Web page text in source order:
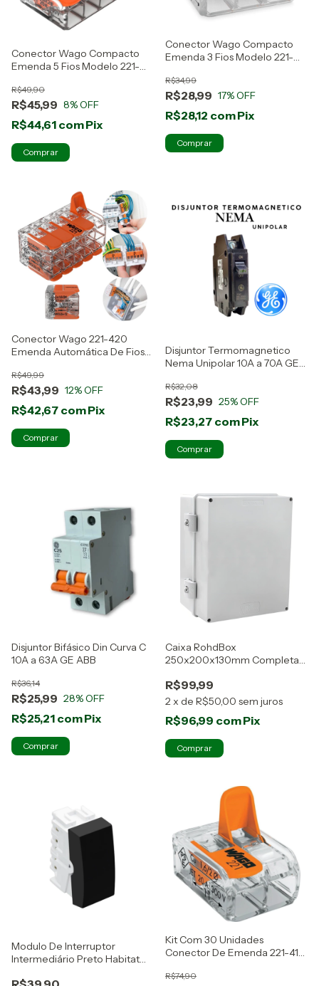
Conector Wago Compacto
Emenda 5 Fios Modelo 221-
R$45,99
R$49,90
8% OFF
R$44,61 comPix
Conector Wago Compacto
Emenda 3 Fios Modelo 221-
R$28,99
R$34,99
17% OFF
R$28,12 comPix
Conector Wago 221-420
Emenda Automática De Fios
R$43,99
R$49,99
12% OFF
R$42,67 comPix
Disjuntor Termomagnetico
Nema Unipolar 10A a 70A GE
R$23,99
R$32,08
25% OFF
R$23,27 comPix
Comprar
Disjuntor Bifásico Din Curva C
10A a 63A GE ABB
R$25,99
R$36,14
28% OFF
R$25,21 comPix
Comprar
Caixa RohdBox
250x200x130mm Completa
R$99,99
2x de R$50,00 sem juros
R$96,99 comPix
Modulo De Interruptor
Intermediário Preto Habitat
Kit Com 30 Unidades
Conector De Emenda 221-412
R$74,90